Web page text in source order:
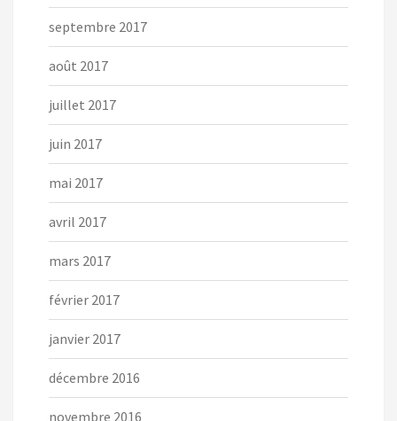
septembre 2017
août 2017
juillet 2017
juin 2017
mai 2017
avril 2017
mars 2017
février 2017
janvier 2017
décembre 2016
novembre 2016